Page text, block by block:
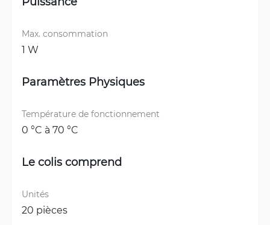
Max. consommation
1 W
Paramètres Physiques
Température de fonctionnement
0 °C à 70 °C
Le colis comprend
Unités
20 pièces